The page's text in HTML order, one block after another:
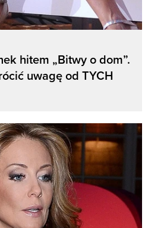
hitem „Bitwy o dom”.
uwagę od TYCH